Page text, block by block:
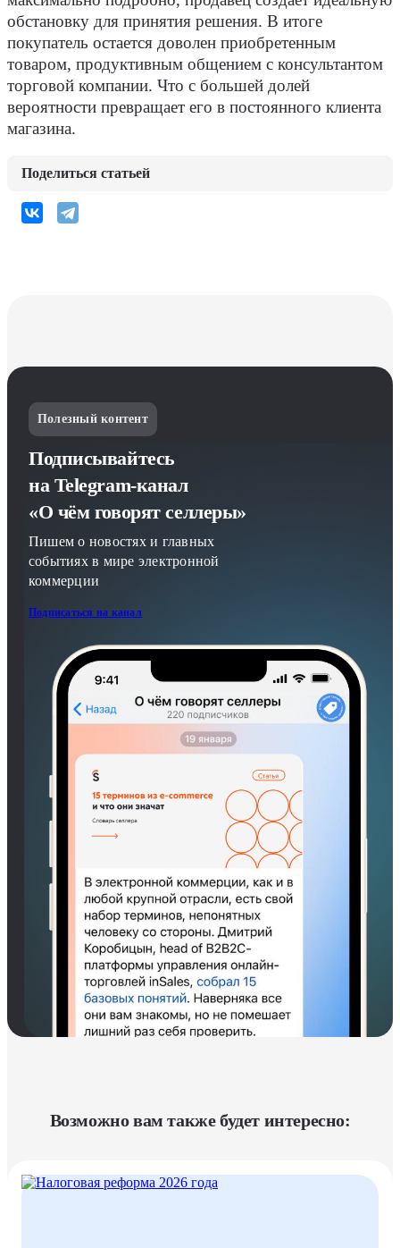
обстановку для принятия решения. В итоге
покупатель остается доволен приобретенным
товаром, продуктивным общением с консультантом
торговой компании. Что с большей долей
вероятности превращает его в постоянного клиента
магазина.
Поделиться статьей
Полезный контент
Подписывайтесь
на Telegram-канал
«О чём говорят селлеры»
Пишем о новостях и главных
событиях в мире электронной
коммерции
Подписаться на канал
Возможно вам также будет интересно: